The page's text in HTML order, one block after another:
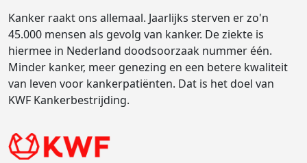
Kanker raakt ons allemaal. Jaarlijks sterven er zo'n
45.000 mensen als gevolg van kanker. De ziekte is
hiermee in Nederland doodsoorzaak nummer één.
Minder kanker, meer genezing en een betere kwaliteit
van leven voor kankerpatiënten. Dat is het doel van
KWF Kankerbestrijding.